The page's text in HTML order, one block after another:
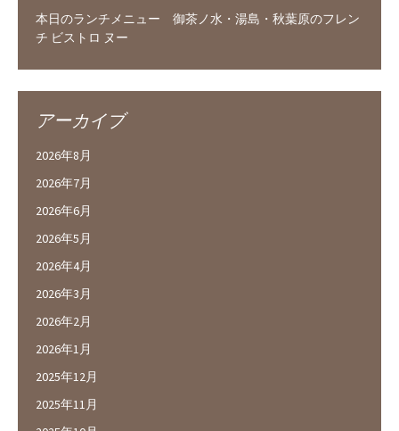
本日のランチメニュー 御茶ノ水・湯島・秋葉原のフレン
チ ビストロ ヌー
アーカイブ
2026年8月
2026年7月
2026年6月
2026年5月
2026年4月
2026年3月
2026年2月
2026年1月
2025年12月
2025年11月